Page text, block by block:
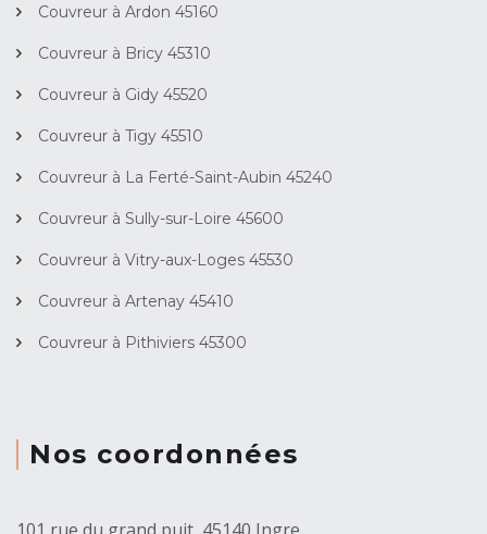
Couvreur à Ardon 45160
Couvreur à Bricy 45310
Couvreur à Gidy 45520
Couvreur à Tigy 45510
Couvreur à La Ferté-Saint-Aubin 45240
Couvreur à Sully-sur-Loire 45600
Couvreur à Vitry-aux-Loges 45530
Couvreur à Artenay 45410
Couvreur à Pithiviers 45300
Nos coordonnées